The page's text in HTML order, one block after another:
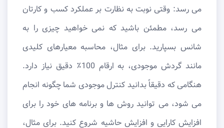
می رسد: وقتی نوبت به نظارت بر عملکرد کسب و کارتان
می رسد، مطمئن باشید که نمی خواهید چیزی را به
شانس بسپارید. برای مثال، محاسبه معیارهای کلیدی
مانند گردش موجودی، به ارقام 100٪ دقیق نیاز دارد.
هنگامی که دقیقاً بدانید کنترل موجودی شما چگونه انجام
می شود، می توانید روش ها و برنامه های خود را برای
افزایش کارایی و افزایش حاشیه شروع کنید. برای مثال،